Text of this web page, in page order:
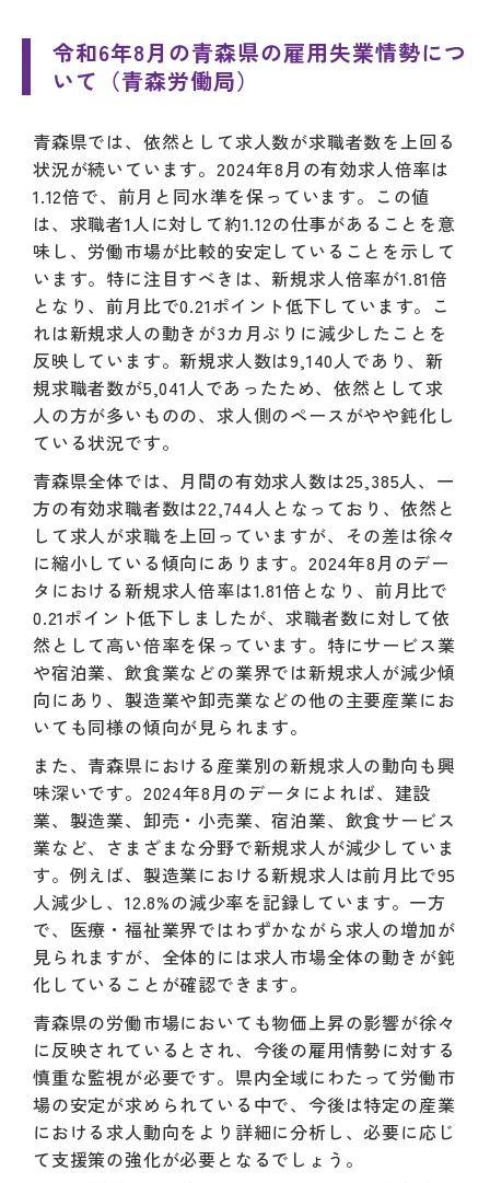
令和6年8月の青森県の雇用失業情勢につ
いて（青森労働局）
青森県では、依然として求人数が求職者数を上回る
状況が続いています。2024年8月の有効求人倍率は
1.12倍で、前月と同水準を保っています。この値
は、求職者1人に対して約1.12の仕事があることを意
味し、労働市場が比較的安定していることを示して
います。特に注目すべきは、新規求人倍率が1.81倍
となり、前月比で0.21ポイント低下しています。こ
れは新規求人の動きが3カ月ぶりに減少したことを
反映しています。新規求人数は9,140人であり、新
規求職者数が5,041人であったため、依然として求
人の方が多いものの、求人側のペースがやや鈍化し
ている状況です。
青森県全体では、月間の有効求人数は25,385人、一
方の有効求職者数は22,744人となっており、依然と
して求人が求職を上回っていますが、その差は徐々
に縮小している傾向にあります。2024年8月のデー
タにおける新規求人倍率は1.81倍となり、前月比で
0.21ポイント低下しましたが、求職者数に対して依
然として高い倍率を保っています。特にサービス業
や宿泊業、飲食業などの業界では新規求人が減少傾
向にあり、製造業や卸売業などの他の主要産業にお
いても同様の傾向が見られます。
また、青森県における産業別の新規求人の動向も興
味深いです。2024年8月のデータによれば、建設
業、製造業、卸売・小売業、宿泊業、飲食サービス
業など、さまざまな分野で新規求人が減少していま
す。例えば、製造業における新規求人は前月比で95
人減少し、12.8%の減少率を記録しています。一方
で、医療・福祉業界ではわずかながら求人の増加が
見られますが、全体的には求人市場全体の動きが鈍
化していることが確認できます。
青森県の労働市場においても物価上昇の影響が徐々
に反映されているとされ、今後の雇用情勢に対する
慎重な監視が必要です。県内全域にわたって労働市
場の安定が求められている中で、今後は特定の産業
における求人動向をより詳細に分析し、必要に応じ
て支援策の強化が必要となるでしょう。